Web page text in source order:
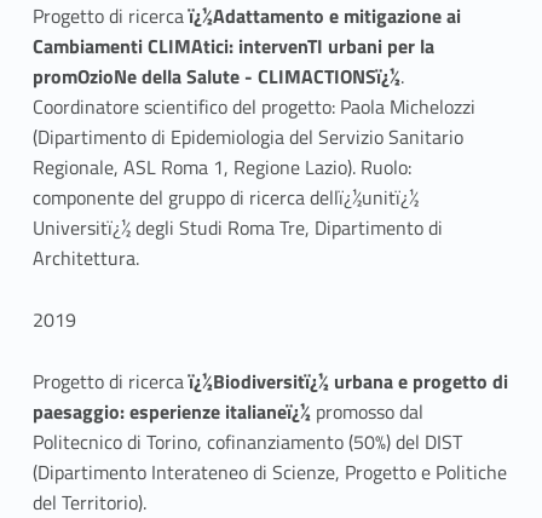
Progetto di ricercaï¿½Adattamento e mitigazione ai
Cambiamenti CLIMAtici: intervenTI urbani per la
promOzioNe della Salute - CLIMACTIONSï¿½.
Coordinatore scientifico del progetto: Paola Michelozzi
(Dipartimento di Epidemiologia del Servizio Sanitario
Regionale, ASL Roma 1, Regione Lazio). Ruolo:
componente del gruppo di ricerca dellï¿½unitï¿½
Universitï¿½ degli Studi Roma Tre, Dipartimento di
Architettura.
2019
Progetto di ricercaï¿½Biodiversitï¿½ urbana e progetto di
paesaggio: esperienze italianeï¿½promosso dal
Politecnico di Torino, cofinanziamento (50%) del DIST
(Dipartimento Interateneo di Scienze, Progetto e Politiche
del Territorio).